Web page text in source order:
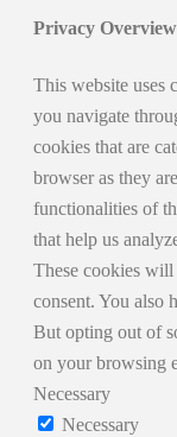
Privacy Overview
This website uses
you navigate
cookies that are
browser as they
functionalities of
that help us
These cookies
consent. You also
But opting out of
on your browsing
Necessary
Necessary